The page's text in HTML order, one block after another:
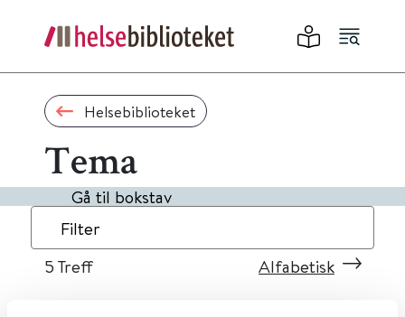
Helsebiblioteket
Tema
Gå til bokstav
Filter
5 Treff Alfabetisk